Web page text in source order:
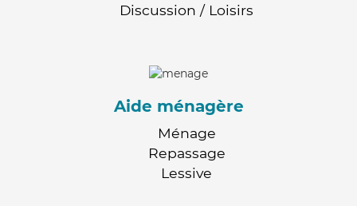
Discussion / Loisirs
Aide ménagère
Ménage
Repassage
Lessive